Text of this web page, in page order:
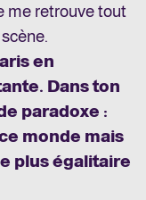
me retrouve tout
en
Dans ton
paradoxe :
monde mais
plus égalitaire